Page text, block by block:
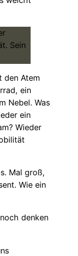
den Atem
ein
Nebel. Was
ein
Wieder
Mal groß,
Wie ein
denken